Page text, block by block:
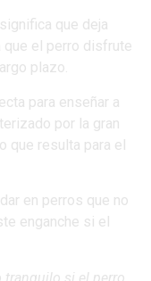
que deja
que el perro disfrute
plazo.
para enseñar a
por la gran
que resulta para el
en perros que no
enganche si el
tranquilo si el perro